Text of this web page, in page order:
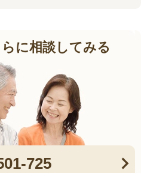
に相談してみる
725